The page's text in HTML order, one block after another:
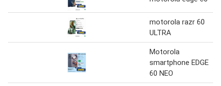
motorola razr 60
ULTRA
Motorola
smartphone EDGE
60 NEO